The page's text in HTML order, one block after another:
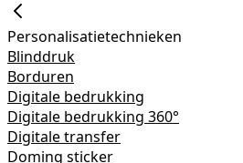
Personalisatietechnieken
Blinddruk
Borduren
Digitale bedrukking
Digitale bedrukking 360°
Digitale transfer
Doming sticker